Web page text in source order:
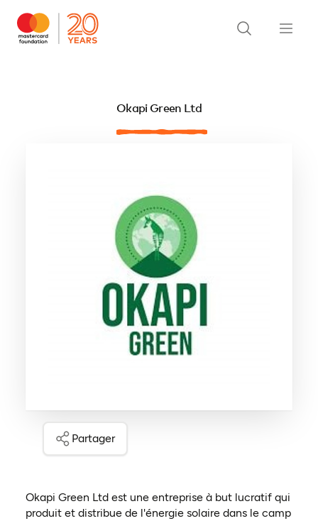
Okapi Green Ltd
Partager
Okapi Green Ltd est une entreprise à but lucratif qui
produit et distribue de l'énergie solaire dans le camp